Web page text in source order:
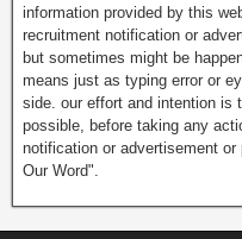
information provided by this
recruitment notification or
but sometimes might be
means just as typing error or
side. our effort and intention is
possible, before taking any
notification or advertisement
Our Word".